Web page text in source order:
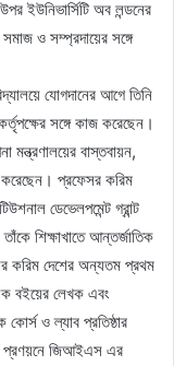
ইউনিভার্সিটি অব লন্ডনের
ও সম্প্রদায়ের সঙ্গে
যোগদানের আগে তিনি
সঙ্গে কাজ করেছেন।
মন্ত্রণালয়ের বাস্তবায়ন,
করেছেন। প্রফেসর করিম
ডেভেলপমেন্ট গ্রান্ট
শিক্ষাখাতে আন্তর্জাতিক
করিম দেশের অন্যতম প্রথম
বইয়ের লেখক এবং
ও ল্যাব প্রতিষ্ঠার
প্রণয়নে জিআইএস এর